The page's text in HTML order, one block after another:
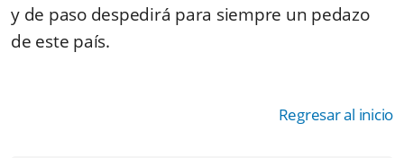
y de paso despedirá para siempre un pedazo
de este país.
Regresar al inicio